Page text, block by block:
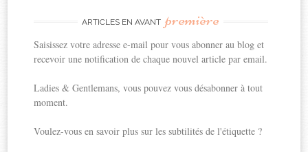
ARTICLES EN AVANT première
Saisissez votre adresse e-mail pour vous abonner au blog et
recevoir une notification de chaque nouvel article par email.
Ladies & Gentlemans, vous pouvez vous désabonner à tout
moment.
Voulez-vous en savoir plus sur les subtilités de l'étiquette ?